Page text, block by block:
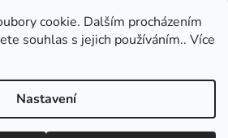
cookie. Dalším procházením
souhlas s jejich používáním.. Více
Nastavení